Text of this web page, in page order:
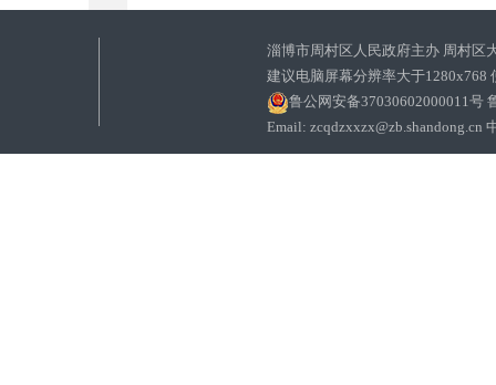
淄博市周村区人民政府主办 周村区
建议电脑屏幕分辨率大于1280x768
鲁公网安备37030602000011号
Email: zcqdzxxzx@zb.shandong.cn